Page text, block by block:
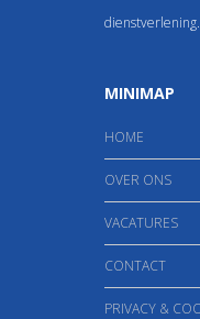
dienstverlening.
MINIMAP
HOME
OVER ONS
VACATURES
CONTACT
PRIVACY &